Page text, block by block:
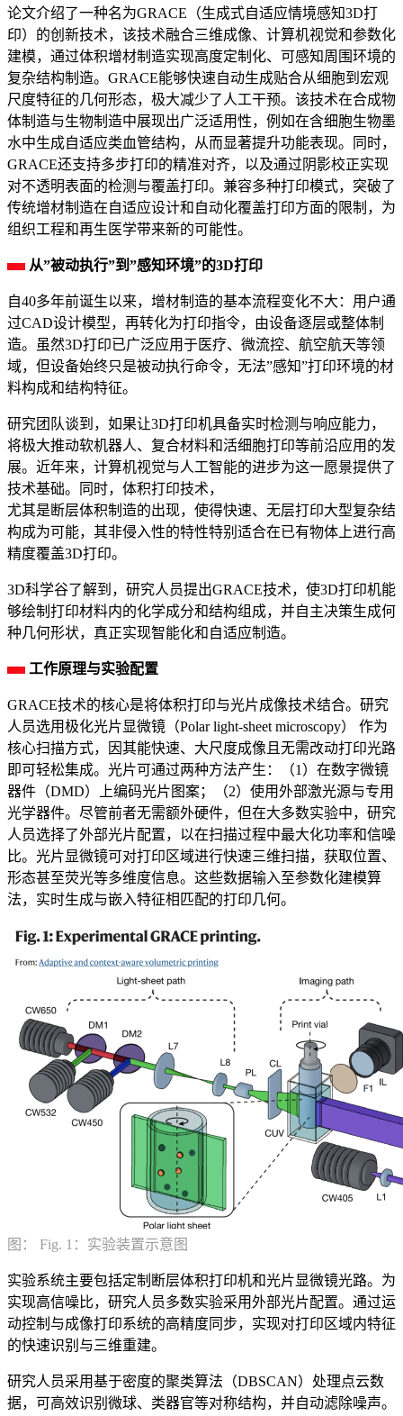
论文介绍了一种名为GRACE（生成式自适应情境感知3D打
印）的创新技术，该技术融合三维成像、计算机视觉和参数化
建模，通过体积增材制造实现高度定制化、可感知周围环境的
复杂结构制造。GRACE能够快速自动生成贴合从细胞到宏观
尺度特征的几何形态，极大减少了人工干预。该技术在合成物
体制造与生物制造中展现出广泛适用性，例如在含细胞生物墨
水中生成自适应类血管结构，从而显著提升功能表现。同时，
GRACE还支持多步打印的精准对齐，以及通过阴影校正实现
对不透明表面的检测与覆盖打印。兼容多种打印模式，突破了
传统增材制造在自适应设计和自动化覆盖打印方面的限制，为
组织工程和再生医学带来新的可能性。
从”被动执行”到”感知环境”的3D打印
自40多年前诞生以来，增材制造的基本流程变化不大：用户通
过CAD设计模型，再转化为打印指令，由设备逐层或整体制
造。虽然3D打印已广泛应用于医疗、微流控、航空航天等领
域，但设备始终只是被动执行命令，无法”感知”打印环境的材
料构成和结构特征。
研究团队谈到，如果让3D打印机具备实时检测与响应能力，
将极大推动软机器人、复合材料和活细胞打印等前沿应用的发
展。近年来，计算机视觉与人工智能的进步为这一愿景提供了
技术基础。同时，体积打印技术，
尤其是断层体积制造的出现，使得快速、无层打印大型复杂结
构成为可能，其非侵入性的特性特别适合在已有物体上进行高
精度覆盖3D打印。
3D科学谷了解到，研究人员提出GRACE技术，使3D打印机能
够绘制打印材料内的化学成分和结构组成，并自主决策生成何
种几何形状，真正实现智能化和自适应制造。
工作原理与实验配置
GRACE技术的核心是将体积打印与光片成像技术结合。研究
人员选用极化光片显微镜（Polar light-sheet microscopy） 作为
核心扫描方式，因其能快速、大尺度成像且无需改动打印光路
即可轻松集成。光片可通过两种方法产生：（1）在数字微镜
器件（DMD）上编码光片图案；（2）使用外部激光源与专用
光学器件。尽管前者无需额外硬件，但在大多数实验中，研究
人员选择了外部光片配置，以在扫描过程中最大化功率和信噪
比。光片显微镜可对打印区域进行快速三维扫描，获取位置、
形态甚至荧光等多维度信息。这些数据输入至参数化建模算
法，实时生成与嵌入特征相匹配的打印几何。
图： Fig. 1：实验装置示意图
实验系统主要包括定制断层体积打印机和光片显微镜光路。为
实现高信噪比，研究人员多数实验采用外部光片配置。通过运
动控制与成像打印系统的高精度同步，实现对打印区域内特征
的快速识别与三维重建。
研究人员采用基于密度的聚类算法（DBSCAN）处理点云数
据，可高效识别微球、类器官等对称结构，并自动滤除噪声。